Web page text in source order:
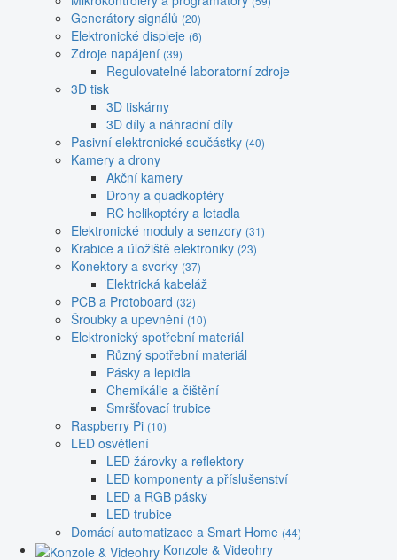
Generátory signálů (20)
Elektronické displeje (6)
Zdroje napájení (39)
Regulovatelné laboratorní zdroje
3D tisk
3D tiskárny
3D díly a náhradní díly
Pasivní elektronické součástky (40)
Kamery a drony
Akční kamery
Drony a quadkoptéry
RC helikoptéry a letadla
Elektronické moduly a senzory (31)
Krabice a úložiště elektroniky (23)
Konektory a svorky (37)
Elektrická kabeláž
PCB a Protoboard (32)
Šroubky a upevnění (10)
Elektronický spotřební materiál
Různý spotřební materiál
Pásky a lepidla
Chemikálie a čištění
Smršťovací trubice
Raspberry Pi (10)
LED osvětlení
LED žárovky a reflektory
LED komponenty a příslušenství
LED a RGB pásky
LED trubice
Domácí automatizace a Smart Home (44)
Konzole & Videohry